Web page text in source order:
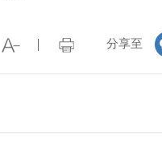
分享至